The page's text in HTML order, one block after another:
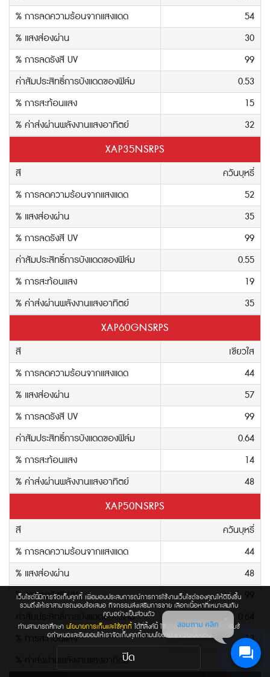
% การลดความร้อนจากแสงแดด
54
% แสงส่องผ่าน
30
% การลดรังสี UV
99
ค่าสัมประสิทธิ์การบังแดดของฟิล์ม
0.53
% การสะท้อนแสง
15
% ค่าส่งผ่านพลังงานแสงอาทิตย์
32
XAP35NSRPS
สี
ควันบุหรี่
% การลดความร้อนจากแสงแดด
52
% แสงส่องผ่าน
35
% การลดรังสี UV
99
ค่าสัมประสิทธิ์การบังแดดของฟิล์ม
0.55
% การสะท้อนแสง
19
% ค่าส่งผ่านพลังงานแสงอาทิตย์
35
XAP60GNSRPS
สี
เขียวใส
% การลดความร้อนจากแสงแดด
44
% แสงส่องผ่าน
57
% การลดรังสี UV
99
ค่าสัมประสิทธิ์การบังแดดของฟิล์ม
0.64
% การสะท้อนแสง
14
% ค่าส่งผ่านพลังงานแสงอาทิตย์
48
XAP50NSRPS
สี
ควันบุหรี่
% การลดความร้อนจากแสงแดด
44
% แสงส่องผ่าน
48
% การลดรังสี UV
ค่าสัมประสิทธิ์การบังแดดของฟิล์ม
% การสะท้อนแสง
13
% ค่าส่งผ่านพลังงานแสงอาทิตย์
48
เว็บไซต์นี้มีการจัดเก็บคุกกี้ เพื่อมอบประสบการณ์การการใช้งานเว็บไซต์ของคุณให้ดียิ่งขึ้น
รวมถึงให้เราสามารถมอบข้อเสนอ กิจกรรมส่งเสริมการขาย เลือกเนื้อหาที่เหมาะสมกับ
คุณอย่างเป็นส่วนตัว
ท่านสามารถศึกษา นโยบายการเก็บและใช้คุกกี้ได้ที่ลิ้งค์นี้ ใช้งานเว็บไซต์นี้เป็นการยอมรับช้
อกำหนดและยินยอมให้เราจัดเก็บคุกกี้ตามนโยบายที่แจ้งในเบื้องต้น
ปิด
สอบถาม คลิก